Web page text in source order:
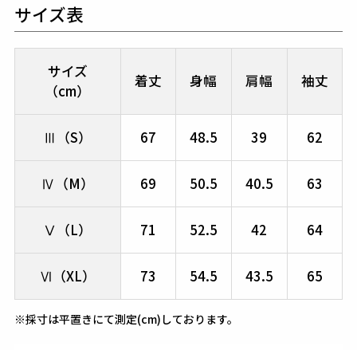
サイズ表
サイズ
（cm）
着丈 身幅 肩幅 袖丈
Ⅲ（S） 67 48.5 39 62
Ⅳ（M） 69 50.5 40.5 63
Ⅴ（L） 71 52.5 42 64
Ⅵ（XL） 73 54.5 43.5 65
※採寸は平置きにて測定(cm)しております。